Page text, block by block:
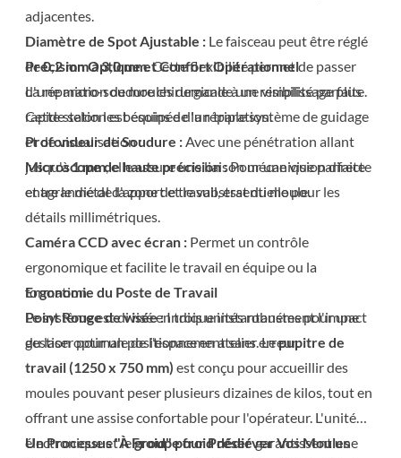
adjacentes.
Diamètre de Spot Ajustable : Le faisceau peut être réglé
de0,2 mm à 3,0 mm. Cette flexibilité permet de passer
d'une micro-soudure chirurgicale à un remplissage plus
rapide selon les besoins de la réparation.
Profondeur de Soudure :Avec une pénétration allant
jusqu'à1 mm, elle assure une liaison mécanique parfaite
entre le métal d'apport et le substrat du moule.
Précision Optique et Confort Opérationnel
La réparation de moules demande une visibilité parfaite.
Cette station est équipée d'un triple système de guidage
et de visualisation :
Microscope de haute précision :Pour une vision directe
et agrandie de la zone de travail, essentielle pour les
détails millimétriques.
Caméra CCD avec écran : Permet un contrôle
ergonomique et facilite le travail en équipe ou la
formation.
Point Rouge de visée :Indique instantanément l'impact
du laser pour un positionnement sans erreur.
Ergonomie du Poste de Travail
Le système est divisé en trois unités robustes pour une
gestion optimale de l'espace en atelier. Lepupitre de
travail (1250 x 750 mm) est conçu pour accueillir des
moules pouvant peser plusieurs dizaines de kilos, tout en
offrant une assise confortable pour l'opérateur. L'unité
électronique et legroupe froid dédiégarantissent une
Un Processus "À Froid" pour Préserver Vos Moules